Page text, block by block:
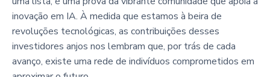
inovação em IA. À medida que estamos à beira de
revoluções tecnológicas, as contribuições desses
investidores anjos nos lembram que, por trás de cada
avanço, existe uma rede de indivíduos comprometidos em